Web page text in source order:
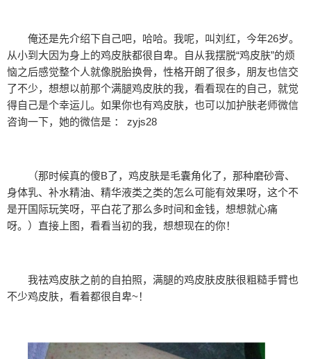
俺还是先介绍下自己吧，哈哈。我呢，叫刘红，今年26岁。
从小到大因为身上的鸡皮肤都很自卑。自从我摆脱“鸡皮肤”的烦
恼之后感觉整个人就像脱胎换骨，性格开朗了很多，朋友也信交
了不少，想想以前那个满腿鸡皮肤的我，看看现在的自己，就觉
得自己是个幸运儿。如果你也有鸡皮肤，也可以加护肤老师微信
咨询一下，她的微信是 ： zyjs28
（那时候真的傻B了，鸡皮肤是毛囊角化了，那种磨砂膏、
身体乳、补水精油、精华液类之类的怎么可能有效果呀，这个不
是开国际玩笑呀，平白花了那么多时间和金钱，想想就心痛
呀。）直接上图，看看当初的我，想想现在的你！
我祛鸡皮肤之前的自拍照，满腿的鸡皮肤皮肤很粗糙手臂也
不少鸡皮肤，看着都很自卑~！